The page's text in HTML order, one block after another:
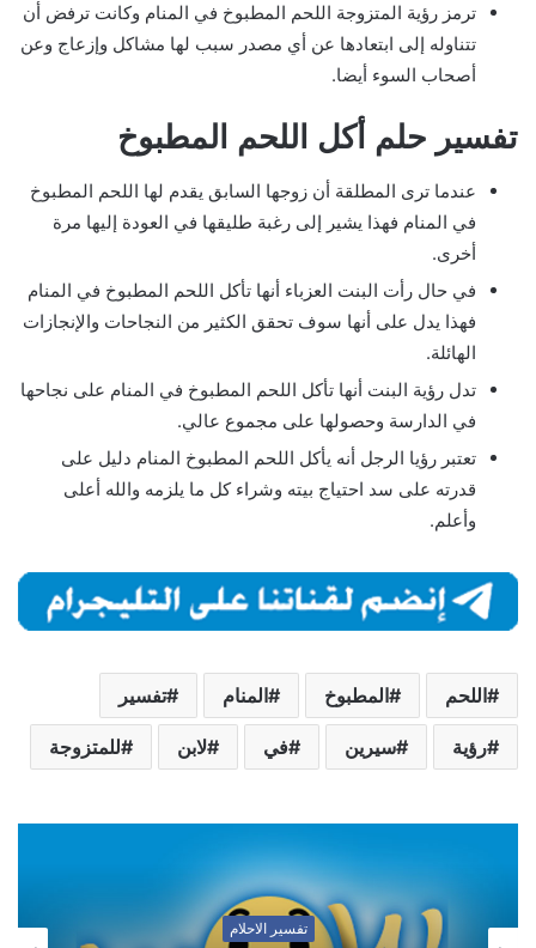
ترمز رؤية المتزوجة اللحم المطبوخ في المنام وكانت ترفض أن
تتناوله إلى ابتعادها عن أي مصدر سبب لها مشاكل وإزعاج وعن
أصحاب السوء أيضا.
تفسير حلم أكل اللحم المطبوخ
عندما ترى المطلقة أن زوجها السابق يقدم لها اللحم المطبوخ
في المنام فهذا يشير إلى رغبة طليقها في العودة إليها مرة
أخرى.
في حال رأت البنت العزباء أنها تأكل اللحم المطبوخ في المنام
فهذا يدل على أنها سوف تحقق الكثير من النجاحات والإنجازات
الهائلة.
تدل رؤية البنت أنها تأكل اللحم المطبوخ في المنام على نجاحها
في الدارسة وحصولها على مجموع عالي.
تعتبر رؤيا الرجل أنه يأكل اللحم المطبوخ المنام دليل على
قدرته على سد احتياج بيته وشراء كل ما يلزمه والله أعلى
وأعلم.
اللحم المطبوخ المنام تفسير
رؤية سيرين في لابن للمتزوجة
تفسير الاحلام